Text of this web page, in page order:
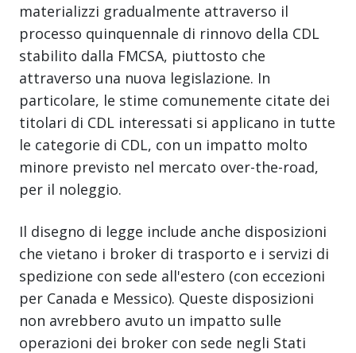
materializzi gradualmente attraverso il
processo quinquennale di rinnovo della CDL
stabilito dalla FMCSA, piuttosto che
attraverso una nuova legislazione. In
particolare, le stime comunemente citate dei
titolari di CDL interessati si applicano in tutte
le categorie di CDL, con un impatto molto
minore previsto nel mercato over-the-road,
per il noleggio.
Il disegno di legge include anche disposizioni
che vietano i broker di trasporto e i servizi di
spedizione con sede all'estero (con eccezioni
per Canada e Messico). Queste disposizioni
non avrebbero avuto un impatto sulle
operazioni dei broker con sede negli Stati